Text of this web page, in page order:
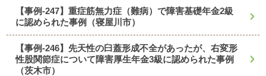
【事例-247】重症筋無力症（難病）で障害基礎年金2級
に認められた事例（寝屋川市）
【事例-246】先天性の臼蓋形成不全があったが、右変形
性股関節症について障害厚生年金3級に認められた事例
（茨木市）